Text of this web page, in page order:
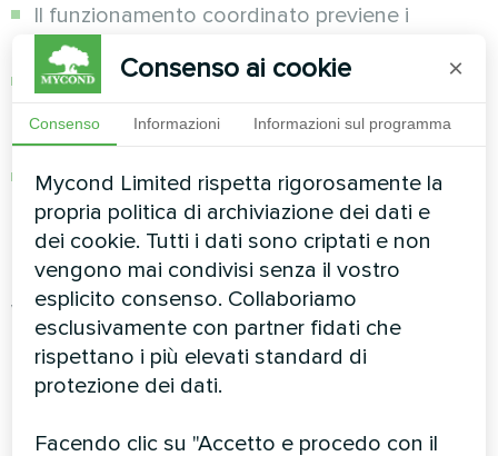
Il funzionamento coordinato previene i
conflitti di sistema e gli sprechi energetici
I controlli intelligenti ottimizzano
sistema
Il consolidamento della manutenzione riduce i
costi di assistenza
Controllo strategico della
ventilazione
I sistemi di ventilazione intelligenti immettono
aria esterna solo quando le condizioni
Consenso ai cookie ×
Consenso Informazioni Informazioni sul programma
Mycond Limited rispetta rigorosamente la
propria politica di archiviazione dei dati e
dei cookie. Tutti i dati sono criptati e non
vengono mai condivisi senza il vostro
esplicito consenso. Collaboriamo
esclusivamente con partner fidati che
rispettano i più elevati standard di
protezione dei dati.
Facendo clic su "Accetto e procedo con il